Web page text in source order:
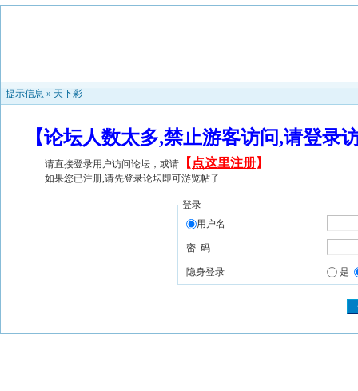
提示信息 » 天下彩
【论坛人数太多,禁止游客访问,请登
请直接登录用户访问论坛，或请 【 点这里注册】
如果您已注册,请先登录论坛即可游览帖子
登录
用户名
密 码
隐身登录 是